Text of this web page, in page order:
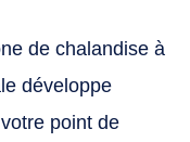
de chalandise à
développe
point de